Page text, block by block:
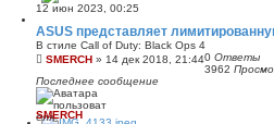
12 июн 2023, 00:25
ASUS представляет
В стиле Call of Duty: Black Ops 4
SMERCH » 14 дек 2018, 21:440 Ответы
3962
Последнее сообщение
SMERCH